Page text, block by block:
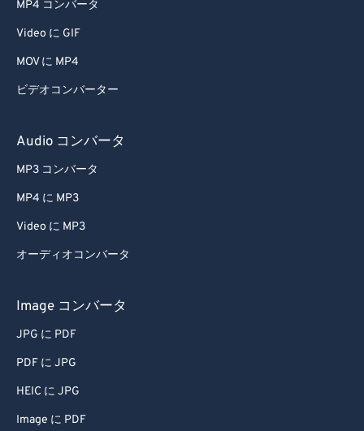
MP4 コンバータ
Video に GIF
MOV に MP4
ビデオコンバーター
Audio コンバータ
MP3 コンバータ
MP4 に MP3
Video に MP3
オーディオコンバータ
Image コンバータ
JPG に PDF
PDF に JPG
HEIC に JPG
Image に PDF